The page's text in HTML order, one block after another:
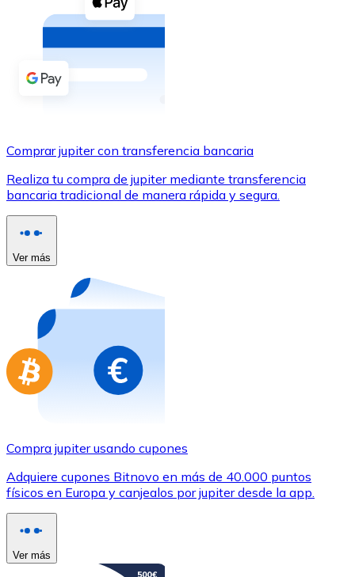
Compra criptomonedas con efectivo en tu tienda más
Comprar con efectivo
Transferencia SEPA
Utiliza tarjetas Visa y Mastercard para comprar
Comprar con tarjeta
Compra tarjetas regalo de tus marcas favoritas con
Ir a la tienda de tarjetas regalo
Comprar jupiter con transferencia bancaria
Realiza tu compra de jupiter mediante transferencia
bancaria tradicional de manera rápida y segura.
Ver más
Compra jupiter usando cupones
Adquiere cupones Bitnovo en más de 40.000 puntos
físicos en Europa y canjealos por jupiter desde la app.
Ver más